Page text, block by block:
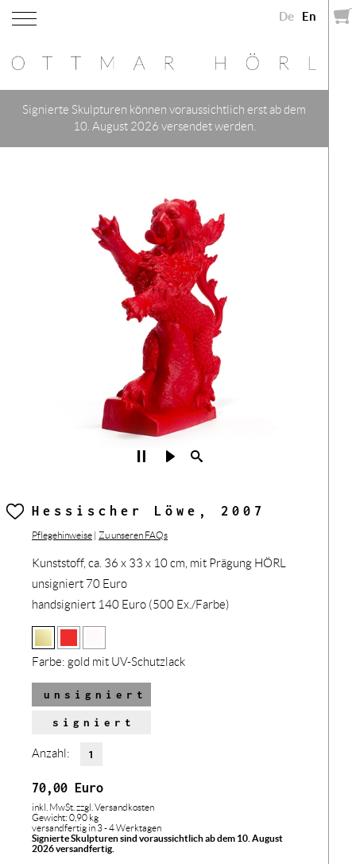
De En
Signierte Skulpturen können voraussichtlich erst ab dem
10. August 2026 versendet werden.
Hessischer Löwe, 2007
Pflegehinweise | Zu unseren FAQs
Kunststoff, ca. 36 x 33 x 10 cm, mit Prägung HÖRL
unsigniert 70 Euro
handsigniert 140 Euro (500 Ex./Farbe)
Farbe: gold mit UV-Schutzlack
unsigniert
signiert
Anzahl:
70,00 Euro
inkl. MwSt. zzgl. Versandkosten
Gewicht: 0,90 kg
versandfertig in 3 - 4 Werktagen
Signierte Skulpturen sind voraussichtlich ab dem 10. August
2026 versandfertig.